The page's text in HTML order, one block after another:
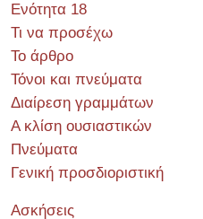
Ενότητα 18
Τι να προσέχω
Το άρθρο
Τόνοι και πνεύματα
Διαίρεση γραμμάτων
Α κλίση ουσιαστικών
Πνεύματα
Γενική προσδιοριστική
Ασκήσεις